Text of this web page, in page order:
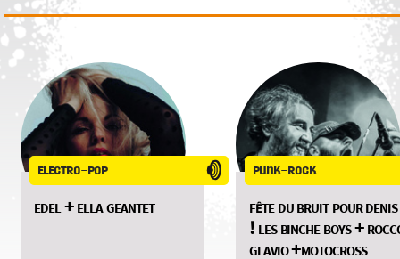
electro-pop
edel + ella geantet
punk-rock
fête du bruit pour denis
! les binche boys +
glavio +motocross